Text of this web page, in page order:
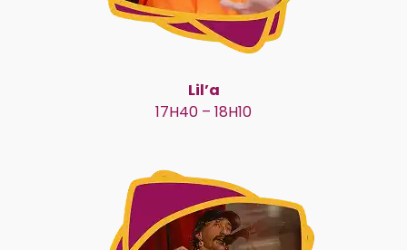
Lil’a
17H40 – 18H10